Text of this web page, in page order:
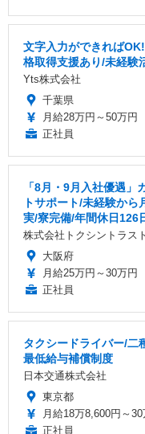
文字入力ができれば
格取得支援あり/未経験
Yts株式会社
千葉県
月給28万円～50万円
正社員
「8月・9月入社優遇」
トサポート/未経験か
実/寮完備/年間休日126
株式会社トクシントラスト
大阪府
月給25万円～30万円
正社員
タクシードライバー/二
最低給与補償制度
日本交通株式会社
東京都
月給18万8,600円～30
正社員